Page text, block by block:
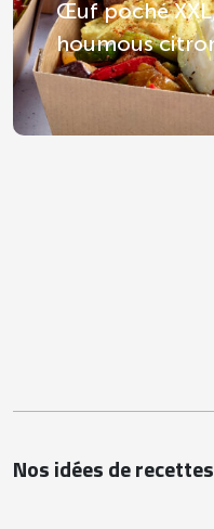
Œuf poché
houmous
Nos idées de